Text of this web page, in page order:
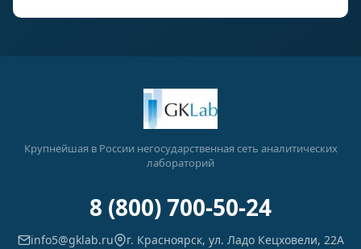
Крупнейшая в России негосударственная сеть аналитических
лабораторий
8 (800) 700-50-24
info5@gklab.ru г. Красноярск, ул. Ладо Кецховели, 22А